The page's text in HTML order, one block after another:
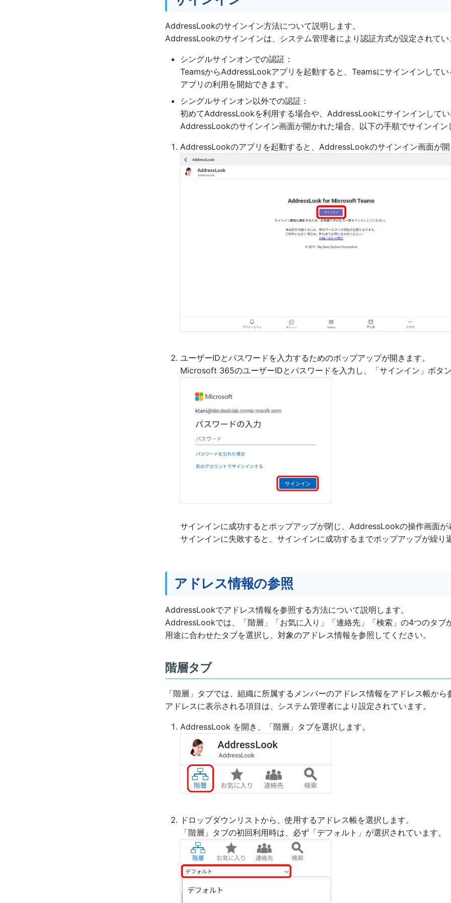
AddressLookのサインイン⽅法について説明します。
AddressLookのサインインは、システム管理者により認証方式が設定されてい
シングルサインオンでの認証：
TeamsからAddressLookアプリを起動すると、Teamsにサインインしてい
アプリの利用を開始できます。
シングルサインオン以外での認証：
初めてAddressLookを利用する場合や、AddressLookにサインインしてい
AddressLookのサインイン画面が開かれた場合、以下の手順でサインイン
AddressLookのアプリを起動すると、AddressLookのサインイン画面が開
ユーザーIDとパスワードを⼊⼒するためのポップアップが開きます。
Microsoft 365のユーザーIDとパスワードを⼊⼒し、「サインイン」ボタン
サインインに成功するとポップアップが閉じ、AddressLookの操作画⾯が
サインインに失敗すると、サインインに成功するまでポップアップが繰り
アドレス情報の参照
AddressLookでアドレス情報を参照する方法について説明します。
AddressLookでは、「階層」「お気に入り」「連絡先」「検索」の4つのタブ
用途に合わせたタブを選択し、対象のアドレス情報を参照してください。
階層タブ
「階層」タブでは、組織に所属するメンバーのアドレス情報をアドレス帳から
アドレスに表示される項目は、システム管理者により設定されています。
AddressLook を開き、「階層」タブを選択します。
ドロップダウンリストから、使用するアドレス帳を選択します。
「階層」タブの初回利用時は、必ず「デフォルト」が選択されています。